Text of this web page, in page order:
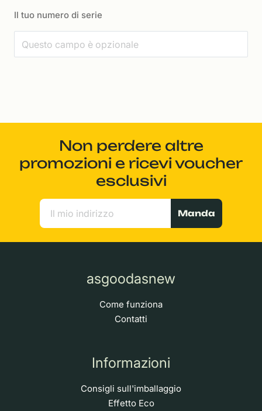
Il tuo numero di serie
Non perdere altre
promozioni e ricevi voucher
esclusivi
Manda
asgoodasnew
Come funziona
Contatti
Informazioni
Consigli sull'imballaggio
Effetto Eco